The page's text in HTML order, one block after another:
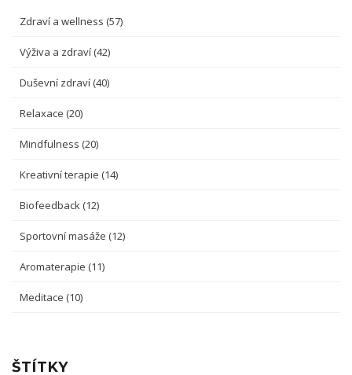
Zdraví a wellness (57)
Výživa a zdraví (42)
Duševní zdraví (40)
Relaxace (20)
Mindfulness (20)
Kreativní terapie (14)
Biofeedback (12)
Sportovní masáže (12)
Aromaterapie (11)
Meditace (10)
ŠTÍTKY